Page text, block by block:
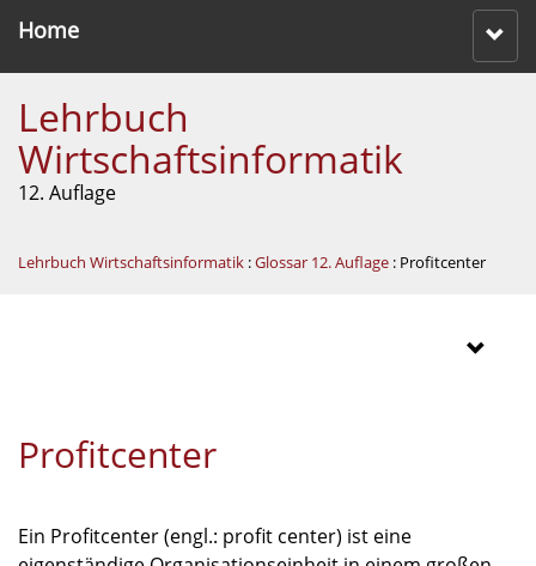
Home
Lehrbuch
Wirtschaftsinformatik
12. Auflage
Lehrbuch Wirtschaftsinformatik :Glossar 12. Auflage : Profitcenter
Profitcenter
Ein Profitcenter (engl.: profit center) ist eine